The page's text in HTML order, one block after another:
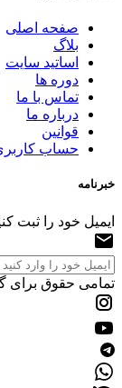
صفحه اصلی
بلاگ
اساتید سایت
دوره ها
تماس با ما
درباره ما
قوانین
حساب
خبرنامه
ایمیل خود را ثبت
تمامی حقوق برای